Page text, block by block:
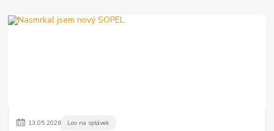
13.05.2026 Lov na splávek